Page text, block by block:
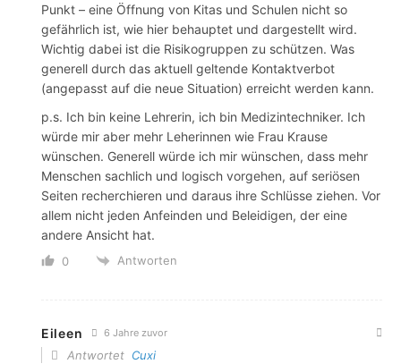
Punkt – eine Öffnung von Kitas und Schulen nicht so
gefährlich ist, wie hier behauptet und dargestellt wird.
Wichtig dabei ist die Risikogruppen zu schützen. Was
generell durch das aktuell geltende Kontaktverbot
(angepasst auf die neue Situation) erreicht werden kann.
p.s. Ich bin keine Lehrerin, ich bin Medizintechniker. Ich
würde mir aber mehr Leherinnen wie Frau Krause
wünschen. Generell würde ich mir wünschen, dass mehr
Menschen sachlich und logisch vorgehen, auf seriösen
Seiten recherchieren und daraus ihre Schlüsse ziehen. Vor
allem nicht jeden Anfeinden und Beleidigen, der eine
andere Ansicht hat.
0 Antworten
Eileen 6 Jahre zuvor
Antwortet Cuxi